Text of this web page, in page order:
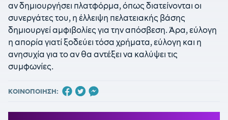
αν δημιουργήσει πλατφόρμα, όπως διατείνονται οι
συνεργάτες του, η έλλειψη πελατειακής βάσης
δημιουργεί αμφιβολίες για την απόσβεση. Άρα, εύλογη
η απορία γιατί ξοδεύει τόσα χρήματα, εύλογη και η
ανησυχία για το αν θα αντέξει να καλύψει τις
συμφωνίες.
ΚΟΙΝΟΠΟΙΗΣΗ: